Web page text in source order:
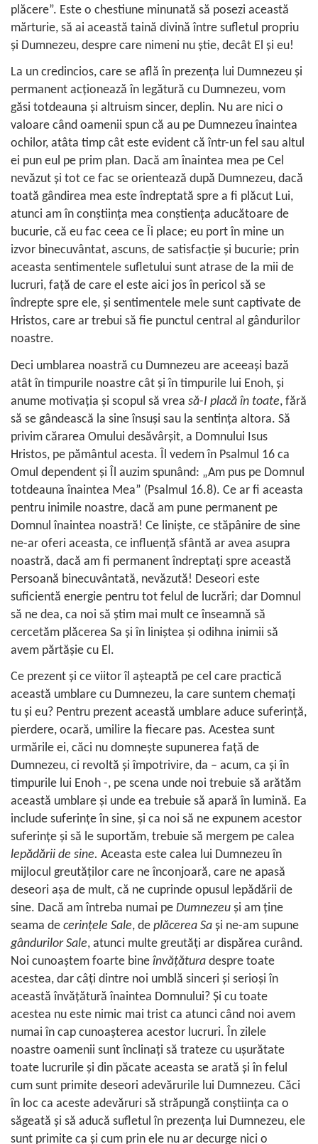
plăcere”. Este o chestiune minunată să posezi această
mărturie, să ai această taină divină între sufletul propriu
şi Dumnezeu, despre care nimeni nu ştie, decât El şi eu!
La un credincios, care se află în prezenţa lui Dumnezeu şi
permanent acţionează în legătură cu Dumnezeu, vom
găsi totdeauna şi altruism sincer, deplin. Nu are nici o
valoare când oamenii spun că au pe Dumnezeu înaintea
ochilor, atâta timp cât este evident că într-un fel sau altul
ei pun eul pe prim plan. Dacă am înaintea mea pe Cel
nevăzut şi tot ce fac se orientează după Dumnezeu, dacă
toată gândirea mea este îndreptată spre a fi plăcut Lui,
atunci am în conştiinţa mea conştienţa aducătoare de
bucurie, că eu fac ceea ce Îi place; eu port în mine un
izvor binecuvântat, ascuns, de satisfacţie şi bucurie; prin
aceasta sentimentele sufletului sunt atrase de la mii de
lucruri, faţă de care el este aici jos în pericol să se
îndrepte spre ele, şi sentimentele mele sunt captivate de
Hristos, care ar trebui să fie punctul central al gândurilor
noastre.
Deci umblarea noastră cu Dumnezeu are aceeaşi bază
atât în timpurile noastre cât şi în timpurile lui Enoh, şi
anume motivaţia şi scopul să vrea să-I placă în toate, fără
să se gândească la sine însuşi sau la sentinţa altora. Să
privim cărarea Omului desăvârşit, a Domnului Isus
Hristos, pe pământul acesta. Îl vedem în Psalmul 16 ca
Omul dependent şi Îl auzim spunând: „Am pus pe Domnul
totdeauna înaintea Mea” (Psalmul 16.8). Ce ar fi aceasta
pentru inimile noastre, dacă am pune permanent pe
Domnul înaintea noastră! Ce linişte, ce stăpânire de sine
ne-ar oferi aceasta, ce influenţă sfântă ar avea asupra
noastră, dacă am fi permanent îndreptaţi spre această
Persoană binecuvântată, nevăzută! Deseori este
suficientă energie pentru tot felul de lucrări; dar Domnul
să ne dea, ca noi să ştim mai mult ce înseamnă să
cercetăm plăcerea Sa şi în liniştea şi odihna inimii să
avem părtăşie cu El.
Ce prezent şi ce viitor îl aşteaptă pe cel care practică
această umblare cu Dumnezeu, la care suntem chemaţi
tu şi eu? Pentru prezent această umblare aduce suferinţă,
pierdere, ocară, umilire la fiecare pas. Acestea sunt
urmările ei, căci nu domneşte supunerea faţă de
Dumnezeu, ci revoltă şi împotrivire, da – acum, ca şi în
timpurile lui Enoh -, pe scena unde noi trebuie să arătăm
această umblare şi unde ea trebuie să apară în lumină. Ea
include suferinţe în sine, şi ca noi să ne expunem acestor
suferinţe şi să le suportăm, trebuie să mergem pe calea
lepădării de sine. Aceasta este calea lui Dumnezeu în
mijlocul greutăţilor care ne înconjoară, care ne apasă
deseori aşa de mult, că ne cuprinde opusul lepădării de
sine. Dacă am întreba numai pe Dumnezeu şi am ţine
seama de cerinţele Sale, de plăcerea Sa şi ne-am supune
gândurilor Sale, atunci multe greutăţi ar dispărea curând.
Noi cunoaştem foarte bine învăţătura despre toate
acestea, dar câţi dintre noi umblă sinceri şi serioşi în
această învăţătură înaintea Domnului? Şi cu toate
acestea nu este nimic mai trist ca atunci când noi avem
numai în cap cunoaşterea acestor lucruri. În zilele
noastre oamenii sunt înclinaţi să trateze cu uşurătate
toate lucrurile şi din păcate aceasta se arată şi în felul
cum sunt primite deseori adevărurile lui Dumnezeu. Căci
în loc ca aceste adevăruri să străpungă conştiinţa ca o
săgeată şi să aducă sufletul în prezenţa lui Dumnezeu, ele
sunt primite ca şi cum prin ele nu ar decurge nici o